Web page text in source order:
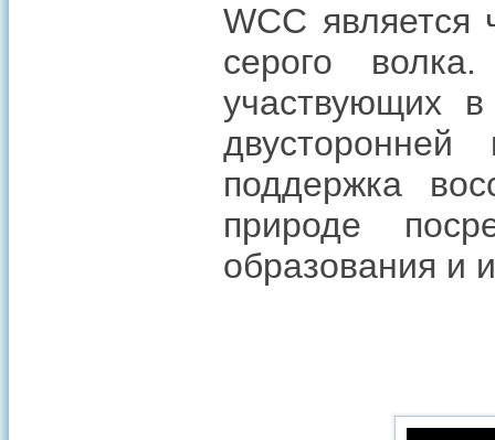
WCC является
серого
участвующих
поддержка
природе
образования и